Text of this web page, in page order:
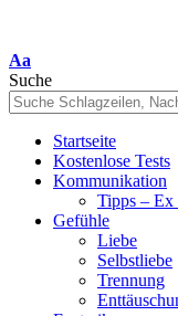
Font
Resizer
Aa
Suche
Startseite
Kostenlose Tests
Kommunikation
Tipps –
Gefühle
Liebe
Selbstliebe
Trennung